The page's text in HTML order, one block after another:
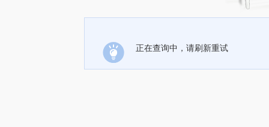
正在查询中，请刷新重试